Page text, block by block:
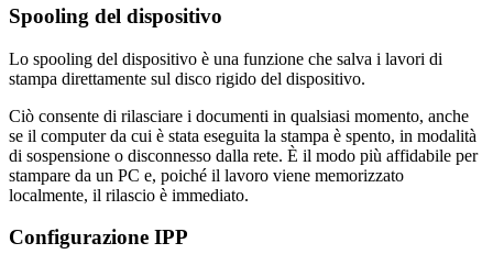
Spooling del dispositivo
Lo spooling del dispositivo è una funzione che salva i lavori di
stampa direttamente sul disco rigido del dispositivo.
Ciò consente di rilasciare i documenti in qualsiasi momento, anche
se il computer da cui è stata eseguita la stampa è spento, in modalità
di sospensione o disconnesso dalla rete. È il modo più affidabile per
stampare da un PC e, poiché il lavoro viene memorizzato
localmente, il rilascio è immediato.
Configurazione IPP